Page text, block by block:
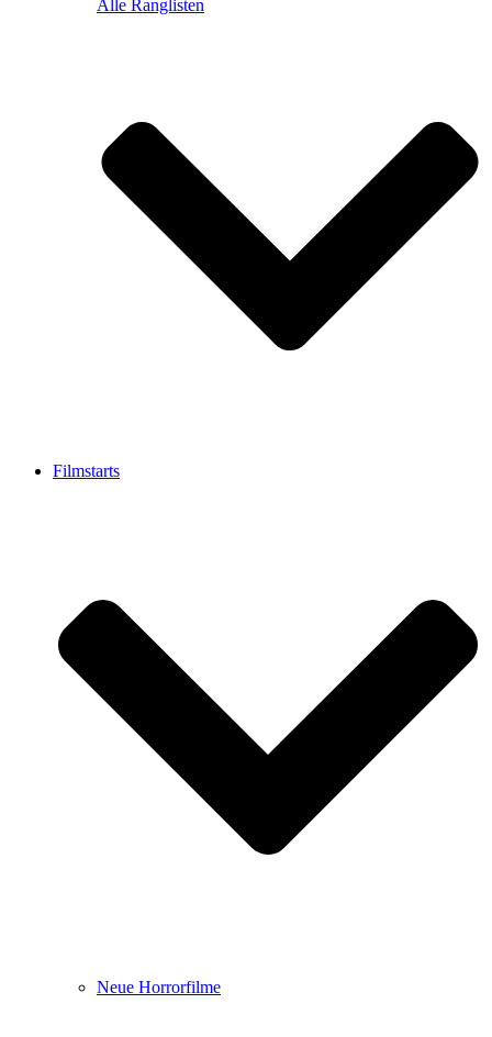
Alle Ranglisten
Filmstarts
Neue Horrorfilme